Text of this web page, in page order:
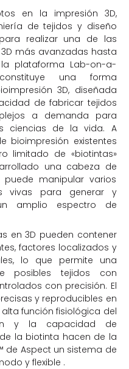
en la impresión 3D,
de tejidos y diseño
realizar una de las
más avanzadas hasta
plataforma Lab-on-a-
una forma
3D, diseñada
de fabricar tejidos
a demanda para
ciencias de la vida. A
bioimpresión existentes
limitado de «biotintas»
una cabeza de
manipular varios
vivas para generar y
amplio espectro de
en 3D pueden contener
factores localizados y
lo que permite una
posibles tejidos con
con precisión. El
y reproducibles en
función fisiológica del
y la capacidad de
la biotinta hacen de la
de Aspect un sistema de
y flexible .